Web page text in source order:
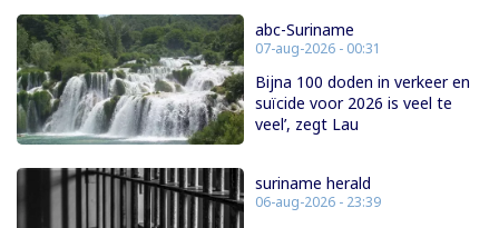
abc-Suriname
07-aug-2026 - 00:31
Bijna 100 doden in verkeer en
suïcide voor 2026 is veel te
veel’, zegt Lau
suriname herald
06-aug-2026 - 23:39